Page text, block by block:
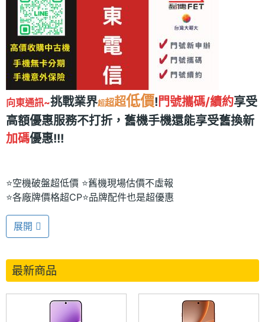
向東通訊~挑戰業界超超超低價! 門號攜碼/續約享受
高額優惠服務不打折，舊機手機還能享受舊換新
加碼優惠!!!
⭐空機破盤超低價 ⭐舊機現場估價不虛報
⭐各廠牌價格超CP⭐品牌配件也是超優惠
報價皆為
期可以提供選擇。
✨建議可以來電洽詢或是加入官方LINE:@sd2011，都可
以保留預訂(
在向東購買，全省向東皆可以為您服務，讓在向東購物的
展開
最新商品